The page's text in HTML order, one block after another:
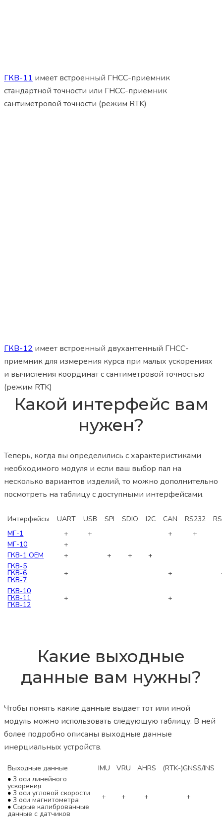
ГКВ-11 имеет встроенный ГНСС-приемник
стандартной точности или ГНСС-приемник
сантиметровой точности (режим RTK)
ГКВ-12 имеет встроенный двухантенный ГНСС-
приемник для измерения курса при малых ускорениях
и вычисления координат с сантиметровой точностью
(режим RTK)
Какой интерфейс вам
нужен?
Теперь, когда вы определились с характеристиками
необходимого модуля и если ваш выбор пал на
несколько вариантов изделий, то можно дополнительно
посмотреть на таблицу с доступными интерфейсами.
Интерфейсы UART USB SPI SDIO I2C CAN RS232
МГ-1
+ + +
+
МГ-10
+
ГКВ-1 ОЕМ
+ + +
+
ГКВ-5
ГКВ-6
ГКВ-7
+ +
ГКВ-10
ГКВ-11
ГКВ-12
+ +
Какие выходные
данные вам нужны?
Чтобы понять какие данные выдает тот или иной
модуль можно использовать следующую таблицу. В ней
более подробно описаны выходные данные
инерциальных устройств.
Выходные данные IMU VRU AHRS
(RTK-)GNSS/INS
•3 оси линейного
ускорения
•3 оси угловой скорости
•3 оси магнитометра
•Сырые калиброванные
данные с датчиков
+ + + +